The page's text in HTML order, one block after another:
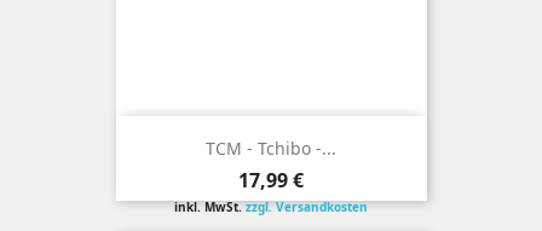
TCM - Tchibo -...
Preis
17,99 €
inkl. MwSt.zzgl. Versandkosten